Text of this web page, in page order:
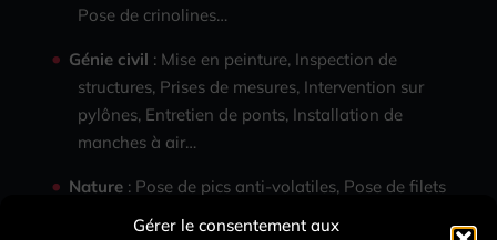
Gérer le consentement aux
Pose de crinolines…
Génie civil : Mise en peinture, Inspection de
structures, Prises de mesures, Intervention sur
pylônes, Entretien de ponts, Installation de
manches à air…
Nature : Pose de pics anti-volatiles, Pose de filets
anti-oiseaux, Dévégétalisation, Élagage,